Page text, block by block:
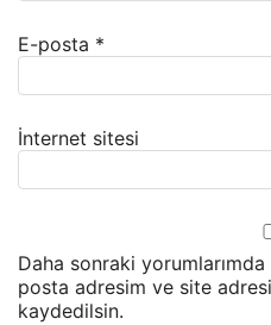
E-posta *
İnternet sitesi
Daha sonraki yorumlarımda
posta adresim ve site
kaydedilsin.